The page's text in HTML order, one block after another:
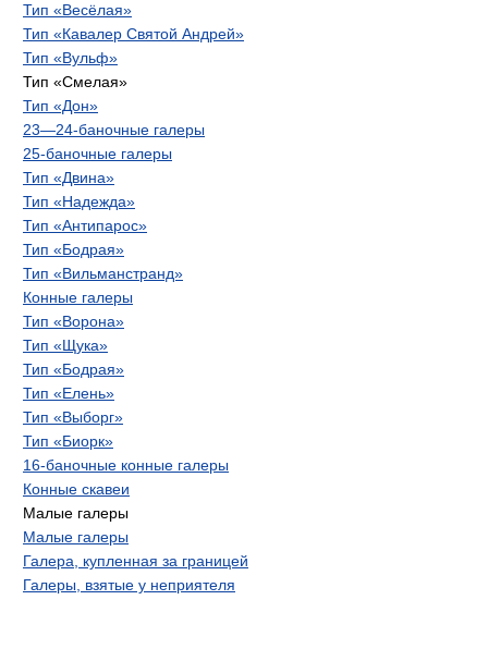
Тип «Весёлая»
Тип «Кавалер Святой Андрей»
Тип «Вульф»
Тип «Смелая»
Тип «Дон»
23—24-баночные галеры
25-баночные галеры
Тип «Двина»
Тип «Надежда»
Тип «Антипарос»
Тип «Бодрая»
Тип «Вильманстранд»
Конные галеры
Тип «Ворона»
Тип «Щука»
Тип «Бодрая»
Тип «Елень»
Тип «Выборг»
Тип «Биорк»
16-баночные конные галеры
Конные скавеи
Малые галеры
Малые галеры
Галера, купленная за границей
Галеры, взятые у неприятеля